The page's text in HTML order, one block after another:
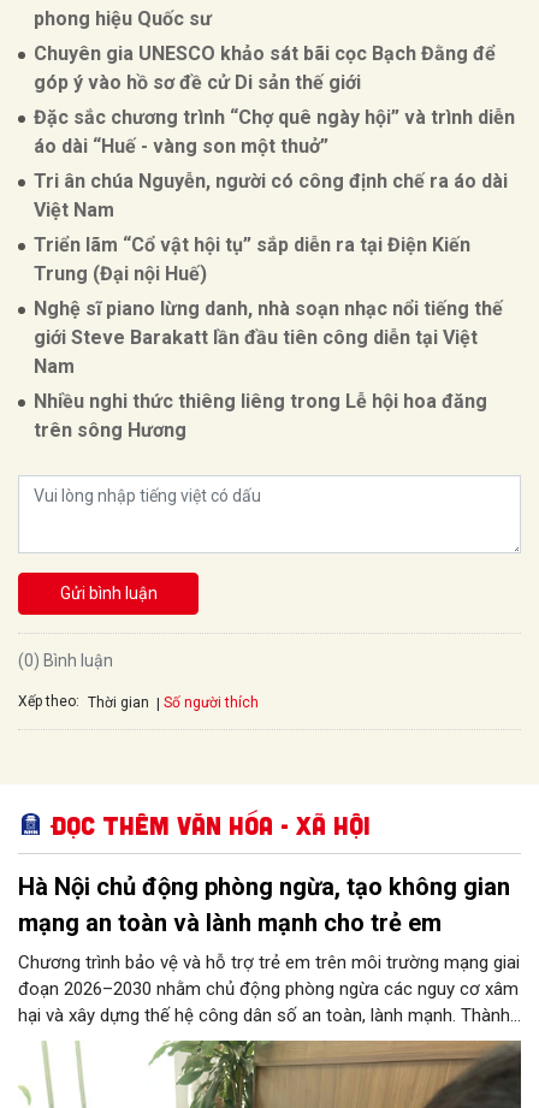
phong hiệu Quốc sư
Chuyên gia UNESCO khảo sát bãi cọc Bạch Đằng để
góp ý vào hồ sơ đề cử Di sản thế giới
Đặc sắc chương trình “Chợ quê ngày hội” và trình diễn
áo dài “Huế - vàng son một thuở”
Tri ân chúa Nguyễn, người có công định chế ra áo dài
Việt Nam
Triển lãm “Cổ vật hội tụ” sắp diễn ra tại Điện Kiến
Trung (Đại nội Huế)
Nghệ sĩ piano lừng danh, nhà soạn nhạc nổi tiếng thế
giới Steve Barakatt lần đầu tiên công diễn tại Việt
Nam
Nhiều nghi thức thiêng liêng trong Lễ hội hoa đăng
trên sông Hương
Gửi bình luận
(0) Bình luận
Xếp theo: Thời gian Số người thích
Đọc thêm Văn hóa - Xã hội
Hà Nội chủ động phòng ngừa, tạo không gian
mạng an toàn và lành mạnh cho trẻ em
Chương trình bảo vệ và hỗ trợ trẻ em trên môi trường mạng giai
đoạn 2026–2030 nhằm chủ động phòng ngừa các nguy cơ xâm
hại và xây dựng thế hệ công dân số an toàn, lành mạnh. Thành
phố đề ra các chỉ tiêu lớn như phổ cập giải pháp an ninh mạng
tại các trường học, ngăn chặn thông tin độc hại từ đường
truyền Internet và hỗ trợ 100% trẻ em bị xâm hại. 11 nhóm